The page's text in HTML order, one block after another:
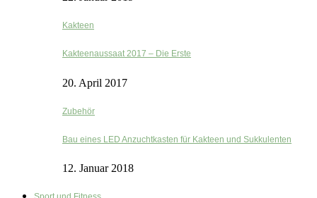
Kakteen
Kakteenaussaat 2017 – Die Erste
20. April 2017
Zubehör
Bau eines LED Anzuchtkasten für Kakteen und Sukkulenten
12. Januar 2018